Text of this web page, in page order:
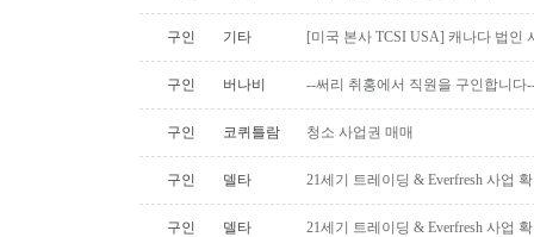
구인 기타 [미국 본사 TCSI USA] 캐나다 법인
구인 버나비 --써리 취홍에서 직원을 구인합니다
구인 코퀴틀람 청소 사업권 매매
구인 델타 21세기 트레이딩 & Everfresh 사업
구인 델타 21세기 트레이딩 & Everfresh 사업